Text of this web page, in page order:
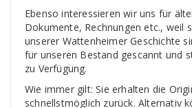
Ebenso interessieren wir uns für
Dokumente, Rechnungen etc., weil
unserer Wattenheimer Geschichte
für unseren Bestand gescannt und
zu Verfügung.
Wie immer gilt: Sie erhalten die
schnellstmöglich zurück. Alternativ